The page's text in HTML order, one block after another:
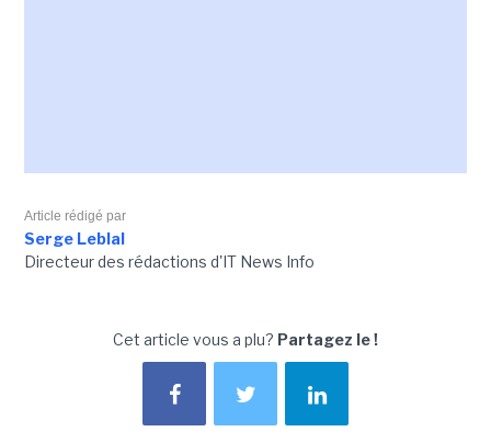
Article rédigé par
Serge Leblal
Directeur des rédactions d'IT News Info
Cet article vous a plu? Partagez le !